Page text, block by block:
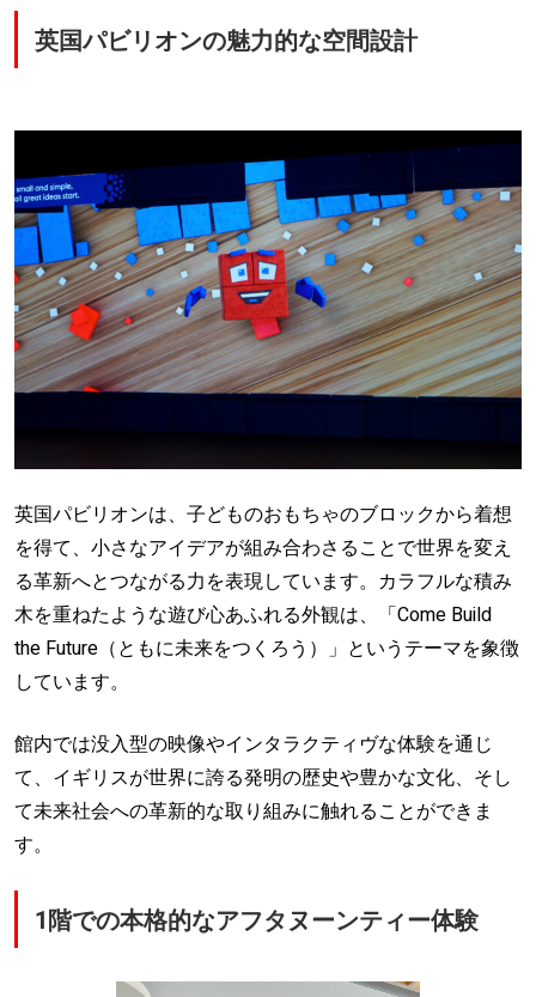
英国パビリオンの魅力的な空間設計
英国パビリオンは、子どものおもちゃのブロックから着想
を得て、小さなアイデアが組み合わさることで世界を変え
る革新へとつながる力を表現しています。カラフルな積み
木を重ねたような遊び心あふれる外観は、「Come Build
the Future（ともに未来をつくろう）」というテーマを象徴
しています。
館内では没入型の映像やインタラクティヴな体験を通じ
て、イギリスが世界に誇る発明の歴史や豊かな文化、そし
て未来社会への革新的な取り組みに触れることができま
す。
1階での本格的なアフタヌーンティー体験